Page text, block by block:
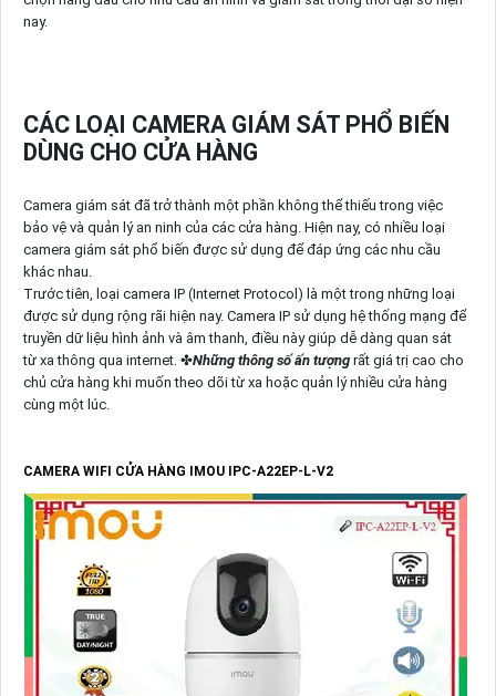
nay.
CÁC LOẠI CAMERA GIÁM SÁT PHỔ BIẾN
DÙNG CHO CỬA HÀNG
Camera giám sát đã trở thành một phần không thể thiếu trong việc
bảo vệ và quản lý an ninh của các cửa hàng. Hiện nay, có nhiều loại
camera giám sát phổ biến được sử dụng để đáp ứng các nhu cầu
khác nhau.
Trước tiên, loại camera IP (Internet Protocol) là một trong những loại
được sử dụng rộng rãi hiện nay. Camera IP sử dụng hệ thống mạng để
truyền dữ liệu hình ảnh và âm thanh, điều này giúp dễ dàng quan sát
từ xa thông qua internet. ✤Những thông số ấn tượngrất giá trị cao cho
chủ cửa hàng khi muốn theo dõi từ xa hoặc quản lý nhiều cửa hàng
cùng một lúc.
CAMERA WIFI CỬA HÀNG IMOU IPC-A22EP-L-V2